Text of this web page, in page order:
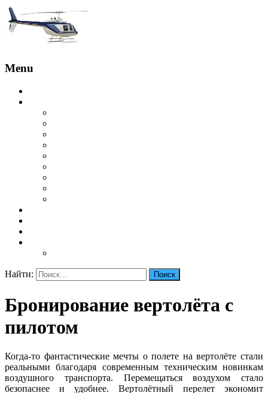
Menu
Найти:
Бронирование вертолёта с
пилотом
Когда-то фантастические мечты о полете на вертолёте стали
реальными благодаря современным техническим новинкам
воздушного транспорта. Перемещаться воздухом стало
безопаснее и удобнее. Вертолётный перелет экономит